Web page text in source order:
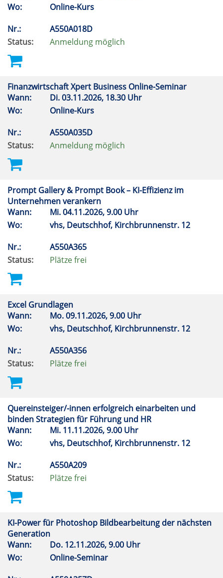
Wo:
Online-Kurs
Nr.:
A550A018D
Status:
Anmeldung möglich
Finanzwirtschaft Xpert Business Online-Seminar
Wann:
Di.03.11.2026, 18.30 Uhr
Wo:
Online-Kurs
Nr.:
A550A035D
Status:
Anmeldung möglich
Prompt Gallery & Prompt Book – KI-Effizienz im
Unternehmen verankern
Wann:
Mi.04.11.2026, 9.00 Uhr
Wo:
vhs, Deutschhof, Kirchbrunnenstr. 12
Nr.:
A550A365
Status:
Plätze frei
Excel Grundlagen
Wann:
Mo.09.11.2026, 9.00 Uhr
Wo:
vhs, Deutschhof, Kirchbrunnenstr. 12
Nr.:
A550A356
Status:
Plätze frei
Quereinsteiger/-innen erfolgreich einarbeiten und
binden Strategien für Führung und HR
Wann:
Mi. 11.11.2026, 9.00 Uhr
Wo:
vhs, Deutschhof, Kirchbrunnenstr. 12
Nr.:
A550A209
Status:
Plätze frei
KI-Power für Photoshop Bildbearbeitung der nächsten
Generation
Wann:
Do. 12.11.2026, 9.00 Uhr
Wo:
Online-Seminar